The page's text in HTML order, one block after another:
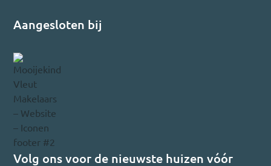
Aangesloten bij
Volg ons voor de nieuwste huizen vóór